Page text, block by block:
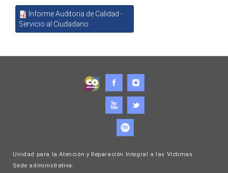
Informe Auditoria de Calidad -
Servicio al Ciudadano
Unidad para la Atención y Reparación Integral a las Víctimas
Sede administrativa: